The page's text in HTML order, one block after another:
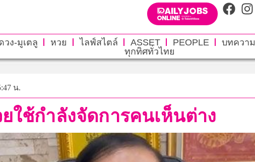
วง-มูเตลู หวย ไลฟ์สไตล์ ASSET PEOPLE บทความ
ทุกทิศทั่วไทย
น.
ใช้กำลังจัดการคนเห็นต่าง